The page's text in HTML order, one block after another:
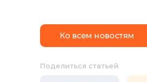
Ко всем новостям
Поделиться статьей